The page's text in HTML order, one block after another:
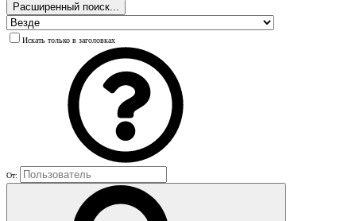
Расширенный поиск...
Искать только в заголовках
От: